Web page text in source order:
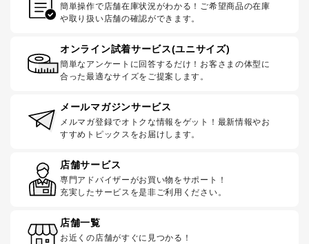
簡単操作で店舗在庫状況がわかる！ご希望商品の在庫
や取り扱い店舗の確認ができます。
オンライン試着サービス(ユニサイズ)
簡単なアンケートに回答するだけ！お客さまの体型に
合った最適なサイズをご提案します。
メールマガジンサービス
メルマガ登録でオトクな情報をゲット！最新情報やお
すすめトピックスをお届けします。
店舗サービス
専門アドバイザーがお買い物をサポート！
充実したサービスを是非ご利用ください。
店舗一覧
お近くの店舗がすぐに見つかる！